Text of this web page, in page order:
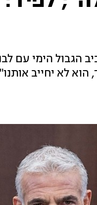
הימי עם
לא יחייב